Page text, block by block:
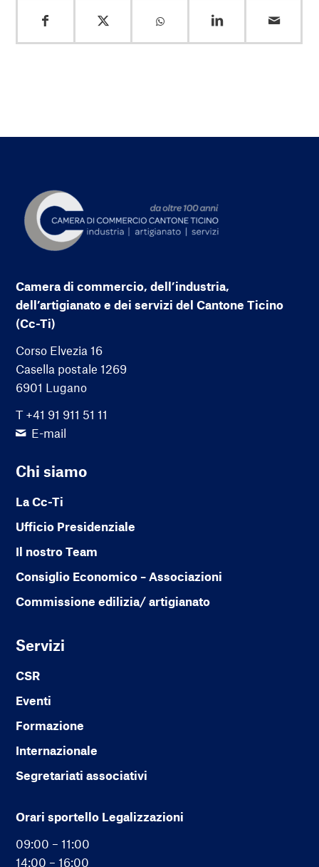
Camera di commercio, dell’industria,
dell’artigianato e dei servizi del Cantone Ticino
(Cc-Ti)
Corso Elvezia 16
Casella postale 1269
6901 Lugano
T +41 91 911 51 11
E-mail
Chi siamo
La Cc-Ti
Ufficio Presidenziale
Il nostro Team
Consiglio Economico – Associazioni
Commissione edilizia/ artigianato
Servizi
CSR
Eventi
Formazione
Internazionale
Segretariati associativi
Orari sportello Legalizzazioni
09:00 – 11:00
14:00 – 16:00